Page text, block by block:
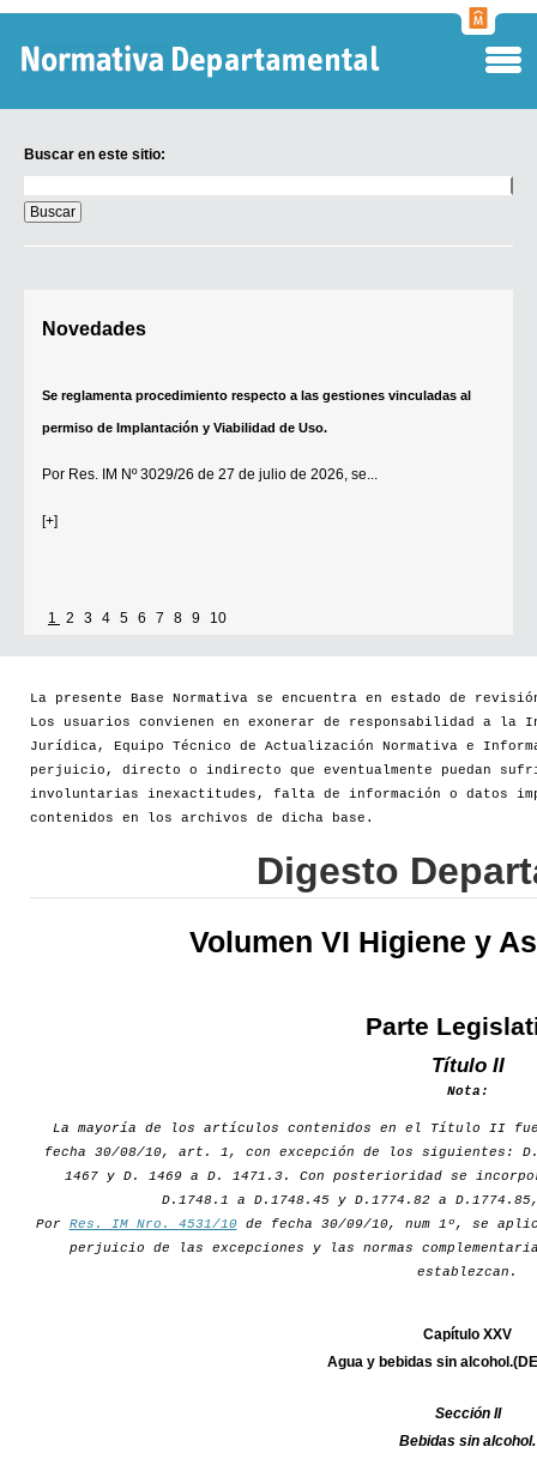
Buscar en este sitio:
en
este
sitio:
Novedades
Se reglamenta procedimiento respecto a las gestiones vinculadas al
permiso de Implantación y Viabilidad de Uso.
Por Res. IM Nº 3029/26 de 27 de julio de 2026, se...
[+]
1 2 3 4 5 6 7 8 9 10
La presente Base Normativa se encuentra en estado de
Los usuarios convienen en exonerar de responsabilidad a la
Jurídica, Equipo Técnico de Actualización Normativa e
perjuicio, directo o indirecto que eventualmente puedan
involuntarias inexactitudes, falta de información o datos
contenidos en los archivos de dicha base.
Digesto
Volumen VI Higiene y
Parte
Título II
Nota:
La mayoría de los artículos contenidos en el Título II
fecha 30/08/10, art. 1, con excepción de los siguientes:
1467 y D. 1469 a D. 1471.3. Con posterioridad se
D.1748.1 a D.1748.45 y D.1774.82 a
Por Res. IM Nro. 4531/10de fecha 30/09/10, num 1º, se
perjuicio de las excepciones y las normas
establezcan.
Capítulo XXV
Agua y bebidas sin
Sección II
Bebidas sin alcohol.